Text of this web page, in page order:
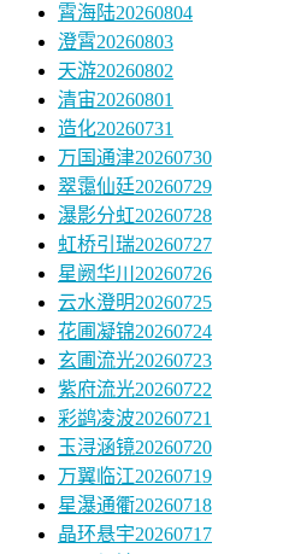
霄海陆20260804
澄霄20260803
天游20260802
清宙20260801
造化20260731
万国通津20260730
翠霭仙廷20260729
瀑影分虹20260728
虹桥引瑞20260727
星阙华川20260726
云水澄明20260725
花圃凝锦20260724
玄圃流光20260723
紫府流光20260722
彩鹢凌波20260721
玉浔涵镜20260720
万翼临江20260719
星瀑通衢20260718
晶环悬宇20260717